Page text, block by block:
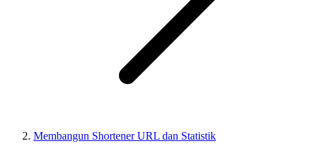
Membangun Shortener URL dan Statistik